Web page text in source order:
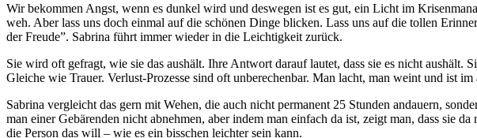
Wir bekommen Angst, wenn es dunkel wird und deswegen ist es gut, ein Licht im
weh. Aber lass uns doch einmal auf die schönen Dinge blicken. Lass uns auf die tollen
der Freude”. Sabrina führt immer wieder in die Leichtigkeit zurück.
Sie wird oft gefragt, wie sie das aushält. Ihre Antwort darauf lautet, dass sie es nicht aushält.
Gleiche wie Trauer. Verlust-Prozesse sind oft unberechenbar. Man lacht, man weint und ist im
Sabrina vergleicht das gern mit Wehen, die auch nicht permanent 25 Stunden andauern,
man einer Gebärenden nicht abnehmen, aber indem man einfach da ist, zeigt man, dass sie
die Person das will – wie es ein bisschen leichter sein kann.